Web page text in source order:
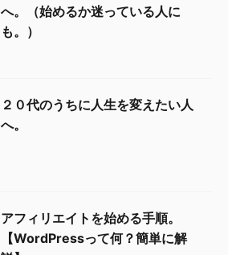
へ。（始めるか迷っている人に
も。）
２０代のうちに人生を変えたい人
へ。
アフィリエイトを始める手順。
【WordPressって何？簡単に解